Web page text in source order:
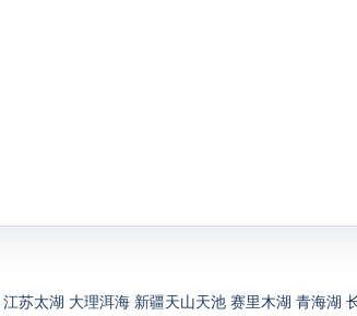
江苏太湖 大理洱海 新疆天山天池 赛里木湖 青海湖